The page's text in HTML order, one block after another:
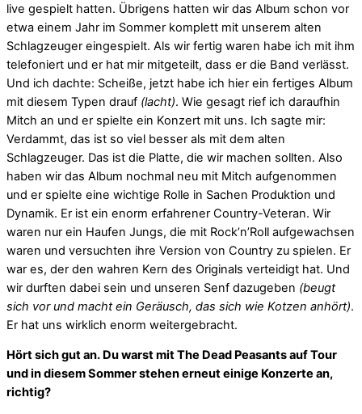
live gespielt hatten. Übrigens hatten wir das Album schon vor
etwa einem Jahr im Sommer komplett mit unserem alten
Schlagzeuger eingespielt. Als wir fertig waren habe ich mit ihm
telefoniert und er hat mir mitgeteilt, dass er die Band verlässt.
Und ich dachte: Scheiße, jetzt habe ich hier ein fertiges Album
mit diesem Typen drauf (lacht). Wie gesagt rief ich daraufhin
Mitch an und er spielte ein Konzert mit uns. Ich sagte mir:
Verdammt, das ist so viel besser als mit dem alten
Schlagzeuger. Das ist die Platte, die wir machen sollten. Also
haben wir das Album nochmal neu mit Mitch aufgenommen
und er spielte eine wichtige Rolle in Sachen Produktion und
Dynamik. Er ist ein enorm erfahrener Country-Veteran. Wir
waren nur ein Haufen Jungs, die mit Rock’n’Roll aufgewachsen
waren und versuchten ihre Version von Country zu spielen. Er
war es, der den wahren Kern des Originals verteidigt hat. Und
wir durften dabei sein und unseren Senf dazugeben (beugt
sich vor und macht ein Geräusch, das sich wie Kotzen anhört).
Er hat uns wirklich enorm weitergebracht.
Hört sich gut an. Du warst mit The Dead Peasants auf Tour
und in diesem Sommer stehen erneut einige Konzerte an,
richtig?